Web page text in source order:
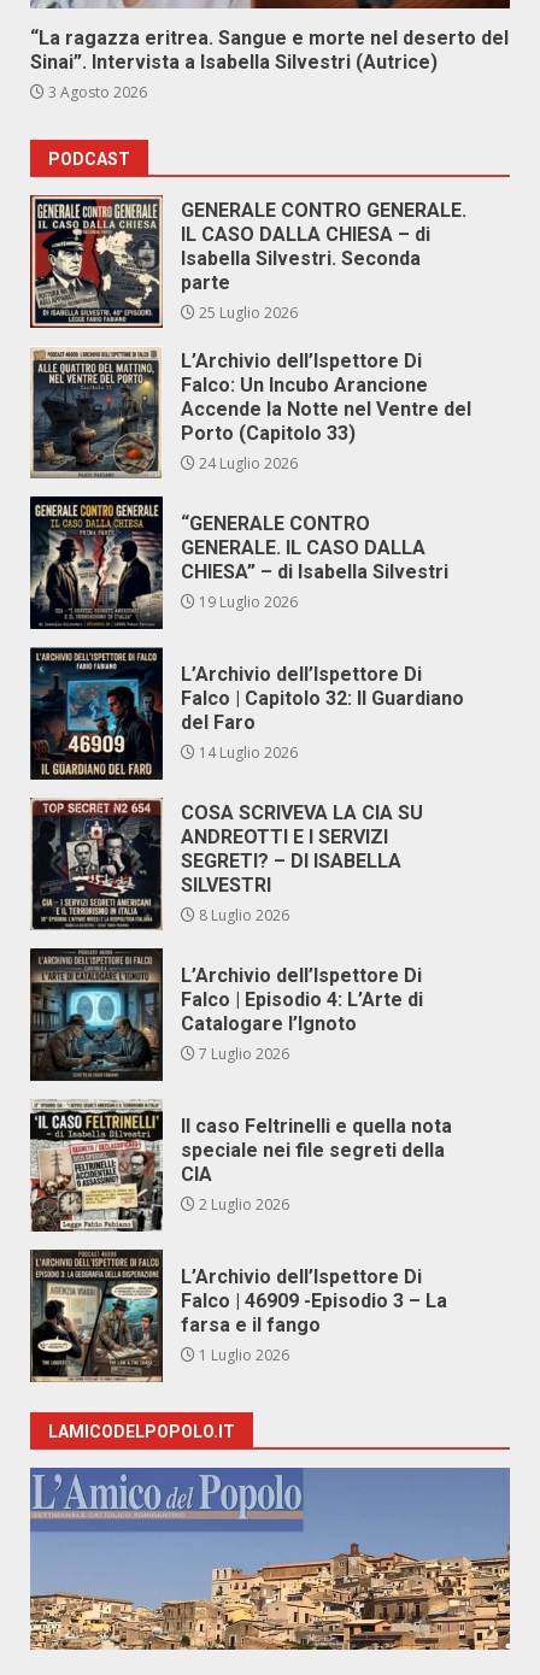
“La ragazza eritrea. Sangue e morte nel deserto del
Sinai”. Intervista a Isabella Silvestri (Autrice)
3 Agosto 2026
PODCAST
GENERALE CONTRO GENERALE.
IL CASO DALLA CHIESA – di
Isabella Silvestri. Seconda
parte
25 Luglio 2026
L’Archivio dell’Ispettore Di
Falco: Un Incubo Arancione
Accende la Notte nel Ventre del
Porto (Capitolo 33)
24 Luglio 2026
“GENERALE CONTRO
GENERALE. IL CASO DALLA
CHIESA” – di Isabella Silvestri
19 Luglio 2026
L’Archivio dell’Ispettore Di
Falco | Capitolo 32: Il Guardiano
del Faro
14 Luglio 2026
COSA SCRIVEVA LA CIA SU
ANDREOTTI E I SERVIZI
SEGRETI? – DI ISABELLA
SILVESTRI
8 Luglio 2026
L’Archivio dell’Ispettore Di
Falco | Episodio 4: L’Arte di
Catalogare l’Ignoto
7 Luglio 2026
Il caso Feltrinelli e quella nota
speciale nei file segreti della
CIA
2 Luglio 2026
L’Archivio dell’Ispettore Di
Falco | 46909 -Episodio 3 – La
farsa e il fango
1 Luglio 2026
LAMICODELPOPOLO.IT